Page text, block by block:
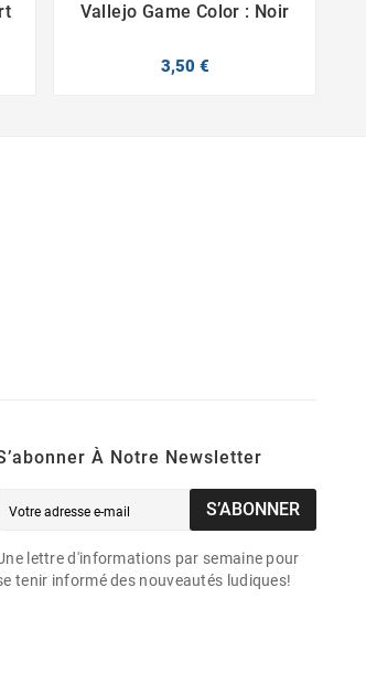
Vallejo Game Color : Noir
3,50 €
À Notre Newsletter
S’ABONNER
lettre d'informations par semaine pour
tenir informé des nouveautés ludiques!